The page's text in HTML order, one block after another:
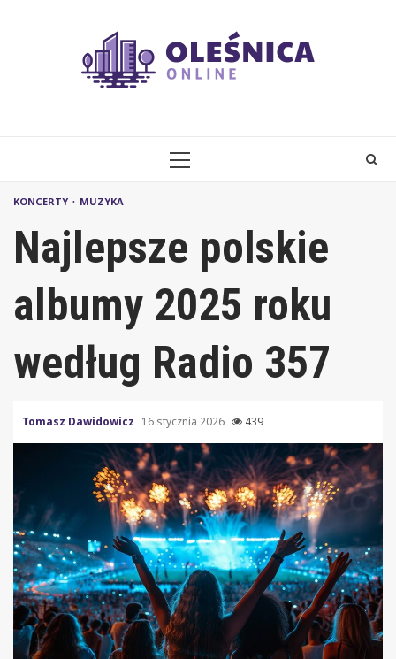
PRIMARY
KONCERTY MUZYKA
Najlepsze polskie
albumy 2025 roku
według Radio 357
Tomasz Dawidowicz 16 stycznia 2026 439